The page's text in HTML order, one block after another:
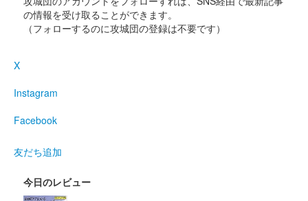
の情報を受け取ることができます。
（フォローするのに攻城団の登録は不要です）
X
Instagram
Facebook
友だち追加
今日のレビュー